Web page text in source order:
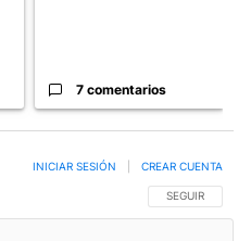
7 comentarios
SIGA ESTA
SEGUIR
INICIAR SESIÓN CREAR CUENTA